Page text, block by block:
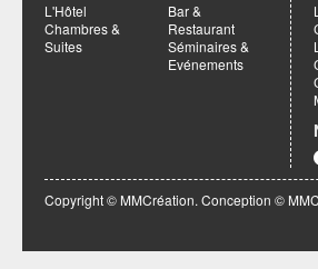
L'Hôtel
Chambres &
Suites
Bar &
Restaurant
Séminaires &
Evénements
Copyright © MMCréation. Conception ©